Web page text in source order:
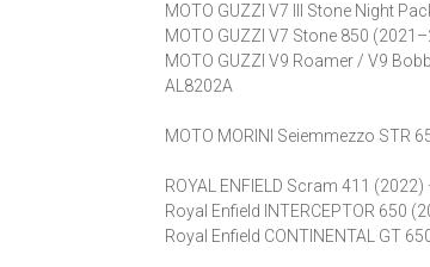
MOTO GUZZI V7 III Stone Night
MOTO GUZZI V7 Stone 850
MOTO GUZZI V9 Roamer / V9
AL8202A
MOTO MORINI Seiemmezzo STR
ROYAL ENFIELD Scram 411
Royal Enfield INTERCEPTOR 650
Royal Enfield CONTINENTAL GT